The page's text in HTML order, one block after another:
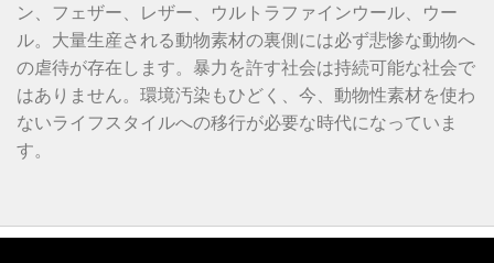
ン、フェザー、レザー、ウルトラファインウール、ウー
ル。大量生産される動物素材の裏側には必ず悲惨な動物へ
の虐待が存在します。暴力を許す社会は持続可能な社会で
はありません。環境汚染もひどく、今、動物性素材を使わ
ないライフスタイルへの移行が必要な時代になっていま
す。